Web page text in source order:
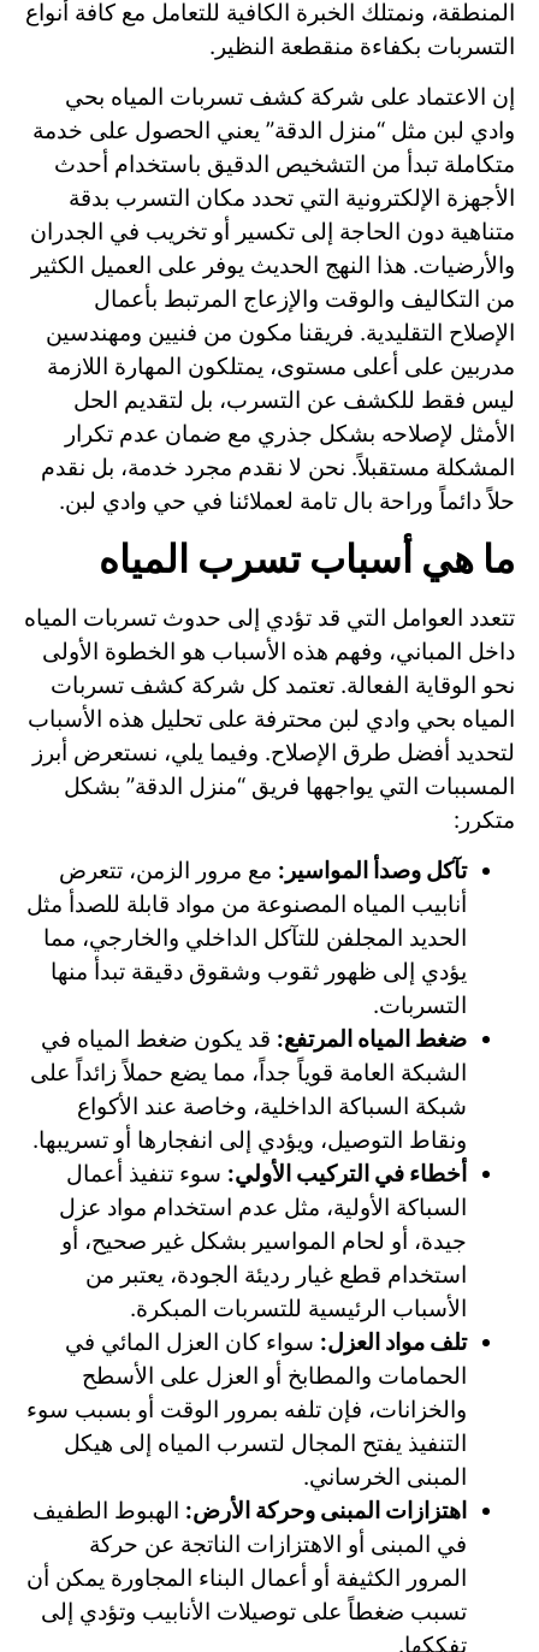
المنطقة، ونمتلك الخبرة الكافية للتعامل مع كافة أنواع
التسربات بكفاءة منقطعة النظير.
إن الاعتماد على شركة كشف تسربات المياه بحي
وادي لبن مثل “منزل الدقة” يعني الحصول على خدمة
متكاملة تبدأ من التشخيص الدقيق باستخدام أحدث
الأجهزة الإلكترونية التي تحدد مكان التسرب بدقة
متناهية دون الحاجة إلى تكسير أو تخريب في الجدران
والأرضيات. هذا النهج الحديث يوفر على العميل الكثير
من التكاليف والوقت والإزعاج المرتبط بأعمال
الإصلاح التقليدية. فريقنا مكون من فنيين ومهندسين
مدربين على أعلى مستوى، يمتلكون المهارة اللازمة
ليس فقط للكشف عن التسرب، بل لتقديم الحل
الأمثل لإصلاحه بشكل جذري مع ضمان عدم تكرار
المشكلة مستقبلاً. نحن لا نقدم مجرد خدمة، بل نقدم
حلاً دائماً وراحة بال تامة لعملائنا في حي وادي لبن.
ما هي أسباب تسرب المياه
تتعدد العوامل التي قد تؤدي إلى حدوث تسربات المياه
داخل المباني، وفهم هذه الأسباب هو الخطوة الأولى
نحو الوقاية الفعالة. تعتمد كل شركة كشف تسربات
المياه بحي وادي لبن محترفة على تحليل هذه الأسباب
لتحديد أفضل طرق الإصلاح. وفيما يلي، نستعرض أبرز
المسببات التي يواجهها فريق “منزل الدقة” بشكل
متكرر:
تآكل وصدأ المواسير: مع مرور الزمن، تتعرض
أنابيب المياه المصنوعة من مواد قابلة للصدأ مثل
الحديد المجلفن للتآكل الداخلي والخارجي، مما
يؤدي إلى ظهور ثقوب وشقوق دقيقة تبدأ منها
التسربات.
ضغط المياه المرتفع: قد يكون ضغط المياه في
الشبكة العامة قوياً جداً، مما يضع حملاً زائداً على
شبكة السباكة الداخلية، وخاصة عند الأكواع
ونقاط التوصيل، ويؤدي إلى انفجارها أو تسريبها.
أخطاء في التركيب الأولي: سوء تنفيذ أعمال
السباكة الأولية، مثل عدم استخدام مواد عزل
جيدة، أو لحام المواسير بشكل غير صحيح، أو
استخدام قطع غيار رديئة الجودة، يعتبر من
الأسباب الرئيسية للتسربات المبكرة.
تلف مواد العزل: سواء كان العزل المائي في
الحمامات والمطابخ أو العزل على الأسطح
والخزانات، فإن تلفه بمرور الوقت أو بسبب سوء
التنفيذ يفتح المجال لتسرب المياه إلى هيكل
المبنى الخرساني.
اهتزازات المبنى وحركة الأرض: الهبوط الطفيف
في المبنى أو الاهتزازات الناتجة عن حركة
المرور الكثيفة أو أعمال البناء المجاورة يمكن أن
تسبب ضغطاً على توصيلات الأنابيب وتؤدي إلى
تفككها.